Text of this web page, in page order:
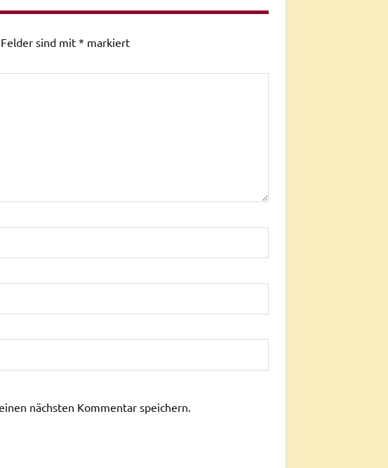
sind mit * markiert
nächsten Kommentar speichern.